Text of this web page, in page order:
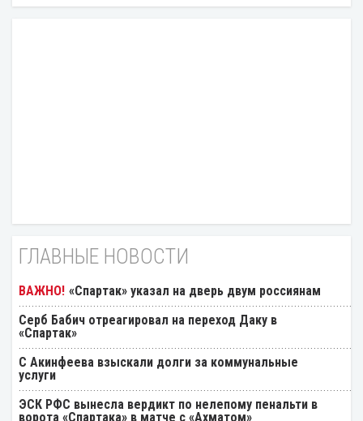
ГЛАВНЫЕ НОВОСТИ
«Спартак» указал на дверь двум россиянам
Серб Бабич отреагировал на переход Даку в
«Спартак»
С Акинфеева взыскали долги за коммунальные
услуги
ЭСК РФС вынесла вердикт по нелепому пенальти в
ворота «Спартака» в матче с «Ахматом»